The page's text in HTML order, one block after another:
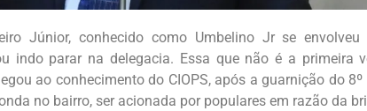
Júnior, conhecido como Umbelino Jr se
indo parar na delegacia. Essa que não é a primeira
ao conhecimento do CIOPS, após a guarnição do
no bairro, ser acionada por populares em razão da